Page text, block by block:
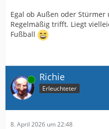
Egal ob Außen oder
Regelmäßig trifft. Liegt
Fußball
Online Richie
Erleuchteter
8. April 2026 um 22:48